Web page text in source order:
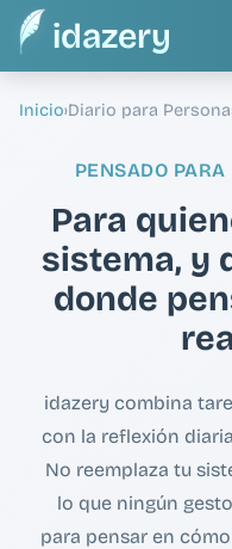
idazery
Inicio›Diario para
PENSADO
Para
sistema, y
donde
idazery combina
con la reflexión
No reemplaza tu
lo que ningún
para pensar en